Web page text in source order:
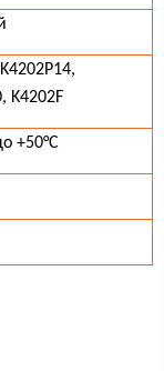
K4202F
+50°C